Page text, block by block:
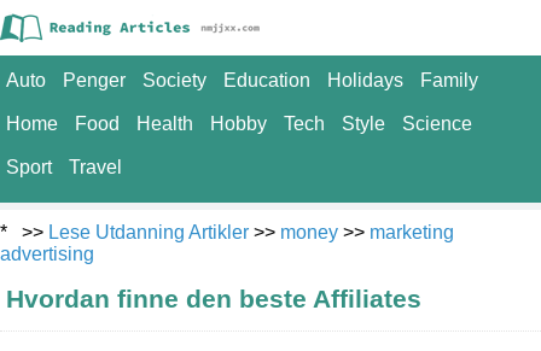
Auto Penger Society Education Holidays Family
Home Food Health Hobby Tech Style Science
Sport Travel
* >> Lese Utdanning Artikler >> money >> marketing
advertising
Hvordan finne den beste Affiliates